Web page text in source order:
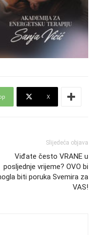
X
Slijedeća objava
Viđate često VRANE u
posljednje vrijeme? OVO bi
biti poruka Svemira za
VAS!